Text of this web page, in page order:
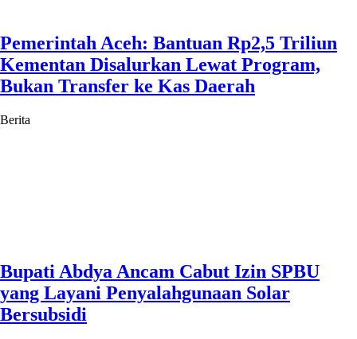
Pemerintah Aceh: Bantuan Rp2,5 Triliun
Kementan Disalurkan Lewat Program,
Bukan Transfer ke Kas Daerah
Berita
Bupati Abdya Ancam Cabut Izin SPBU
yang Layani Penyalahgunaan Solar
Bersubsidi